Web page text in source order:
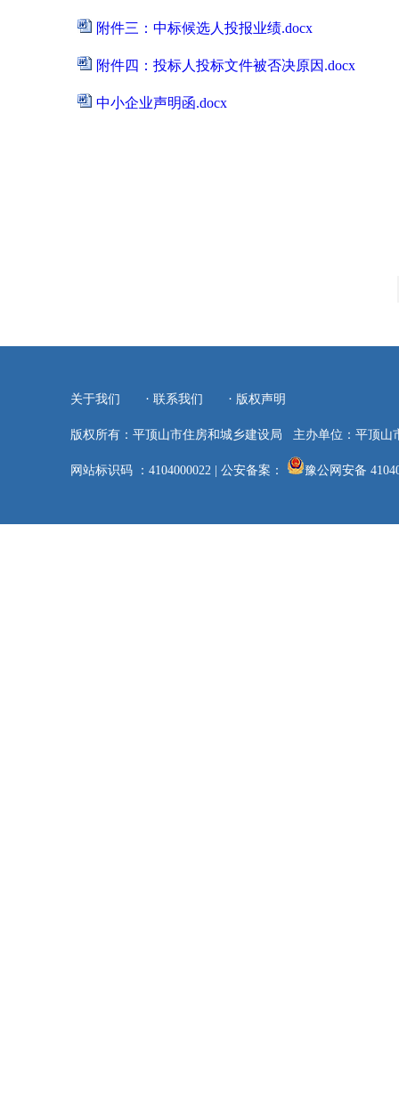
附件三：中标候选人投报业绩.docx
附件四：投标人投标文件被否决原因.docx
中小企业声明函.docx
关于我们 · 联系我们 · 版权声明
版权所有：平顶山市住房和城乡建设局 主办单位：平顶山
网站标识码 ：4104000022| 公安备案： 豫公网安备